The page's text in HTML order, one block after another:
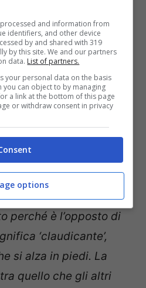
come The Bloody
jockey e musicista.
non è andato
anni più tardi, nel
il loro divorzio.
nel novembre
cantanteDiodatocon il
2019.
nome d’arte ha
perché è l’opposto di
‘claudicante’,
si alza in piedi. La
quello che gli altri
and information from
identifiers, and other device
by and shared with 319
by this site. We and our partners
data. List of partners.
your personal data on the basis
you can object to by managing
a link at the bottom of this page
or withdraw consent in privacy
options